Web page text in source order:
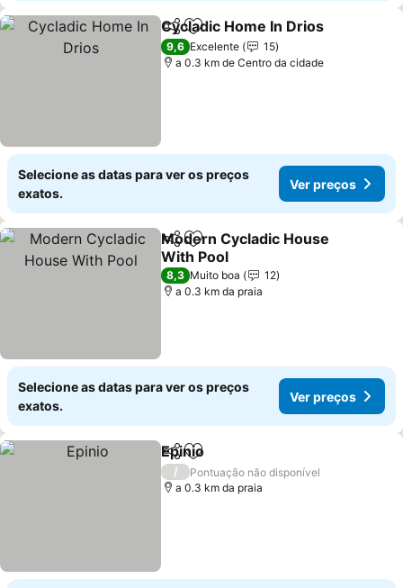
PartilharAdicionar aos favoritos
Cycladic Home In Drios
9,6 Excelente
15
a 0.3 km de Centro da cidade
Selecione as datas para ver os preços
exatos.
Ver preços
PartilharAdicionar aos favoritos
Modern Cycladic House
With Pool
8,3 Muito boa
12
a 0.3 km da praia
Selecione as datas para ver os preços
exatos.
Ver preços
PartilharAdicionar aos favoritos
Epinio
/
Pontuação não disponível
a 0.3 km da praia